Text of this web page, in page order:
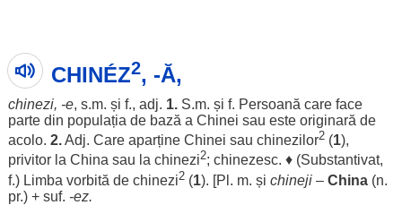
CHINÉZ2, -Ă,
chinezi, -e, s.m. și f., adj. 1.S.m. și f. Persoană care face
partedin populația de bază a Chinei sau este originară de
acolo. 2.Adj. Care aparține Chinei sau chinezilor2(1),
privitorla Chinasau la chinezi2; chinezesc. ♦ (Substantivat,
f.) Limba vorbită de chinezi2(1). [Pl. m. și chineji– China(n.
pr.) + suf. -ez.